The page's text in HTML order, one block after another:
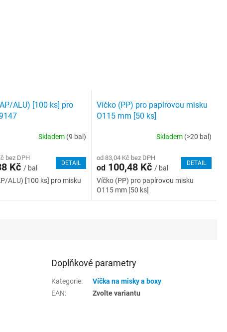
ALU) [100 ks] pro
Skladem (9 bal)
bez DPH
Kč / bal
DETAIL
ALU) [100 ks] pro misku
Víčko (PP) pro papírovou misku
O115 mm [50 ks]
Skladem (>20 bal)
od 83,04 Kč bez DPH
od100,48 Kč / bal
DETAIL
Víčko (PP) pro papírovou misku
O115 mm [50 ks]
Doplňkové parametry
Kategorie:
Víčka na misky a boxy
EAN: Zvolte variantu